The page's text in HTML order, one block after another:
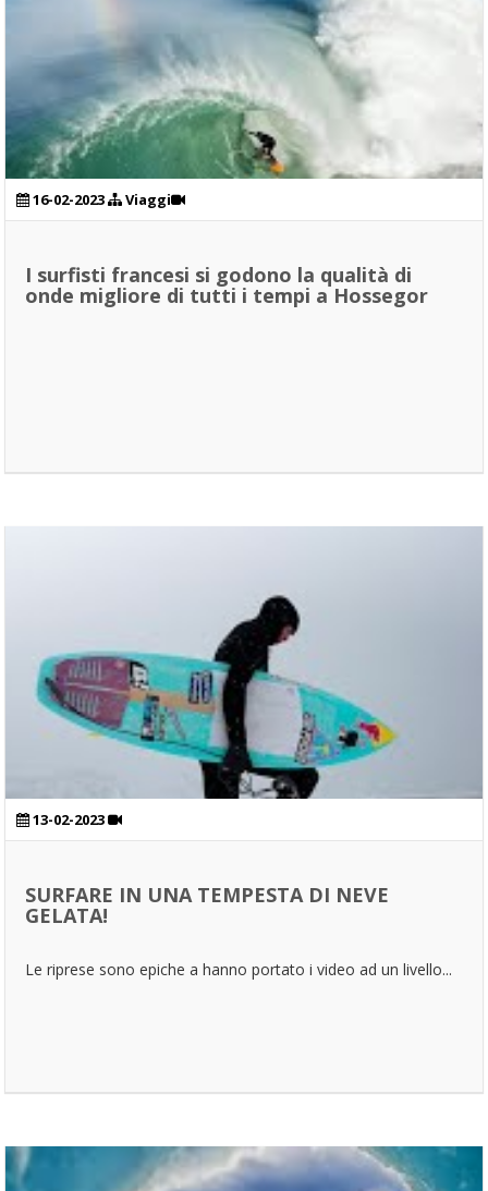
16-02-2023 Viaggi
I surfisti francesi si godono la qualità di
onde migliore di tutti i tempi a Hossegor
13-02-2023
SURFARE IN UNA TEMPESTA DI NEVE
GELATA!
Le riprese sono epiche a hanno portato i video ad un livello...